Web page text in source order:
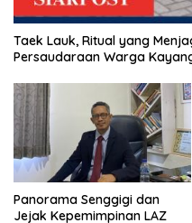
Taek Lauk, Ritual yang
Persaudaraan Warga
Panorama Senggigi dan
Jejak Kepemimpinan LAZ